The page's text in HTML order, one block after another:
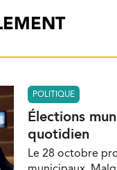
POLITIQUE
Élections
quotidien
Le 28 octobre